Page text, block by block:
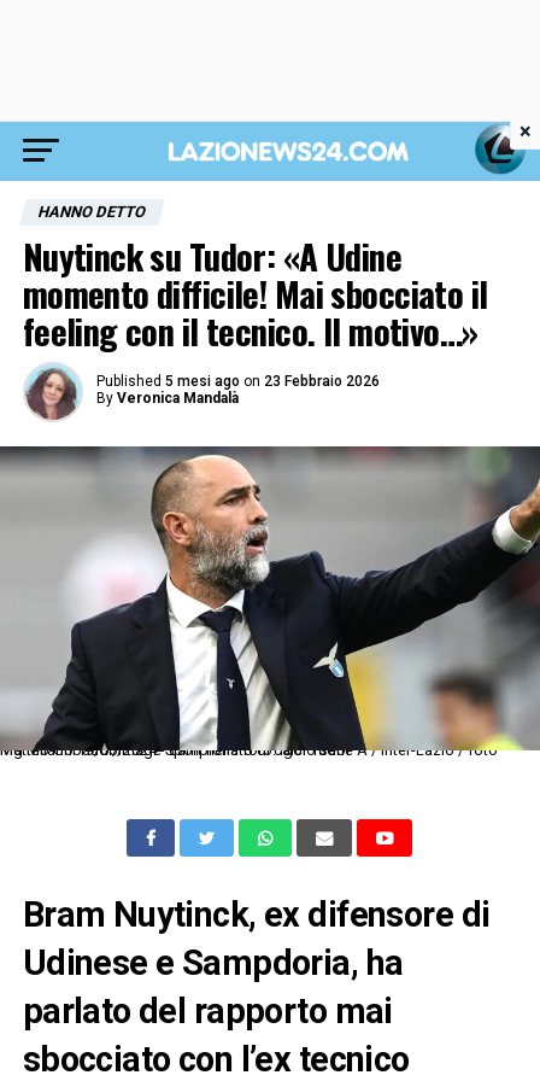
HANNO DETTO
Nuytinck su Tudor: «A Udine
momento difficile! Mai sbocciato il
feeling con il tecnico. Il motivo…»
Published 5 mesi ago on 23 Febbraio 2026
By Veronica Mandalà
Mg Milano 19/05/2024 - campionato di calcio serie A / Inter-Lazio / foto Matteo Gribaudi/Image Sport nella foto: Igor Tudor
Bram Nuytinck, ex difensore di
Udinese e Sampdoria, ha
parlato del rapporto mai
sbocciato con l’ex tecnico
×